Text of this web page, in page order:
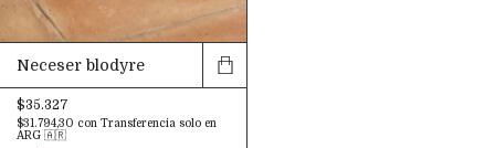
Neceser blodyre
$35.327
$31.794,30 con Transferencia solo en
ARG 🇦🇷